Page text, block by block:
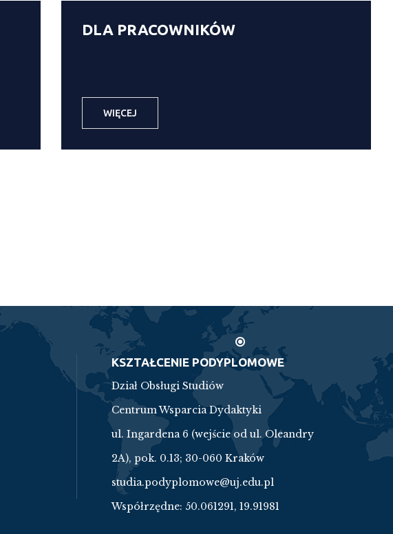
DLA PRACOWNIKÓW
WIĘCEJ
KSZTAŁCENIE PODYPLOMOWE
Dział Obsługi Studiów
Centrum Wsparcia Dydaktyki
ul. Ingardena 6 (wejście od ul. Oleandry
2A), pok. 0.13; 30-060 Kraków
studia.podyplomowe@uj.edu.pl
Współrzędne: 50.061291, 19.91981